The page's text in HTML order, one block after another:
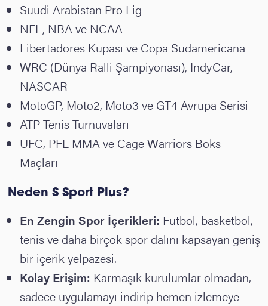
Suudi Arabistan Pro Lig
NFL, NBA ve NCAA
Libertadores Kupası ve Copa Sudamericana
WRC (Dünya Ralli Şampiyonası), IndyCar,
NASCAR
MotoGP, Moto2, Moto3 ve GT4 Avrupa Serisi
ATP Tenis Turnuvaları
UFC, PFL MMA ve Cage Warriors Boks
Maçları
Neden S Sport Plus?
En Zengin Spor İçerikleri: Futbol, basketbol,
tenis ve daha birçok spor dalını kapsayan geniş
bir içerik yelpazesi.
Kolay Erişim: Karmaşık kurulumlar olmadan,
sadece uygulamayı indirip hemen izlemeye